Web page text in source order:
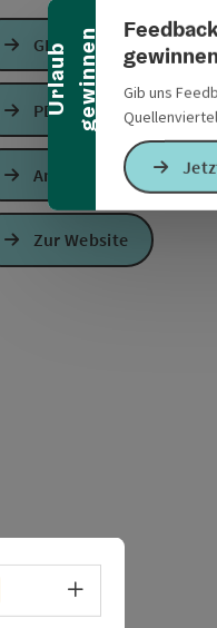
U
r
l
a
u
b
g
e
w
i
n
n
e n
gewinnen
Gib uns
öffnenöffnen
GPS Daten downloaden
PDF erstellen
Anfrage senden
Zur Website
Sprachwahl -